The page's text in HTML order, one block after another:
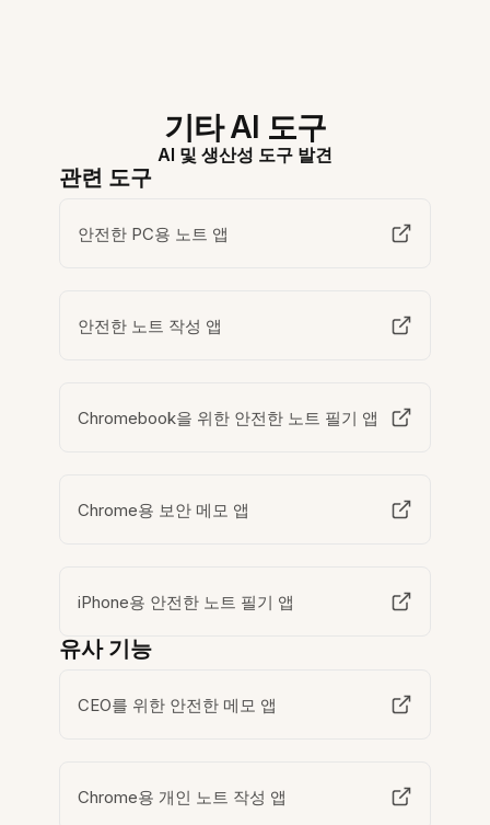
기타 AI 도구
AI 및 생산성 도구 발견
관련 도구
안전한 PC용 노트 앱
안전한 노트 작성 앱
Chromebook을 위한 안전한 노트 필기 앱
Chrome용 보안 메모 앱
iPhone용 안전한 노트 필기 앱
유사 기능
CEO를 위한 안전한 메모 앱
Chrome용 개인 노트 작성 앱